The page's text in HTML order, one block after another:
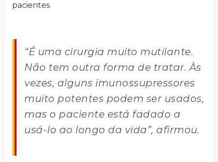
pacientes.
“É uma cirurgia muito mutilante.
Não tem outra forma de tratar. Às
vezes, alguns imunossupressores
muito potentes podem ser usados,
mas o paciente está fadado a
usá-lo ao longo da vida”, afirmou.